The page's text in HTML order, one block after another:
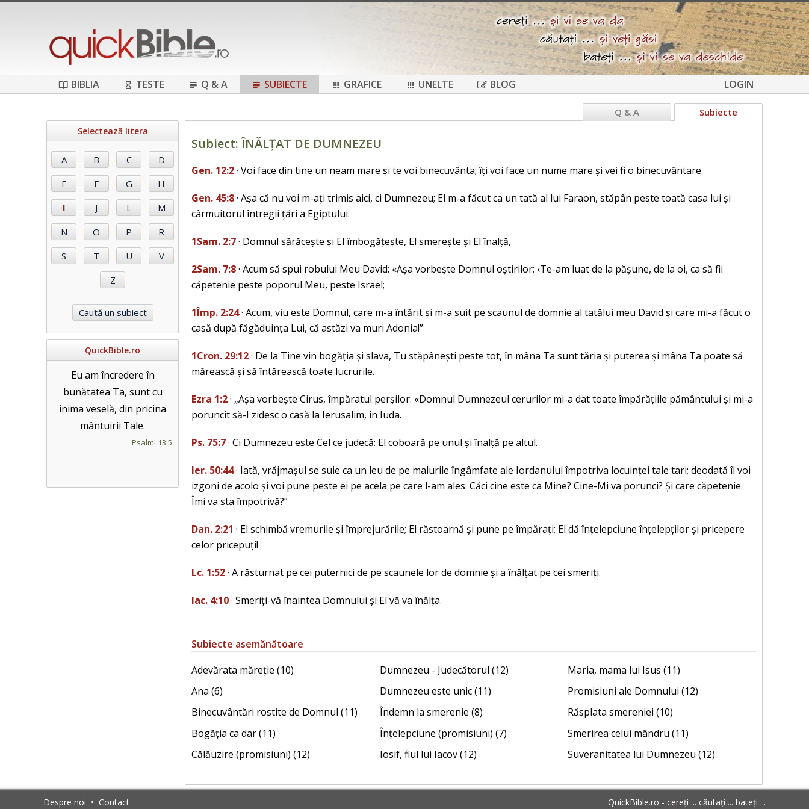
BIBLIA TESTE Q & A SUBIECTE GRAFICE UNELTE BLOG LOGIN
Selectează litera
QuickBible.ro
Eu am încredere în
bunătatea Ta, sunt cu
inima veselă, din pricina
mântuirii Tale.
Psalmi 13:5
Subiecte
Q & A
Subiect: ÎNĂLȚAT DE DUMNEZEU
Gen. 12:2· Voi face din tine un neam mare și te voi binecuvânta; îți voi face un nume mare și vei fi o binecuvântare.
Gen. 45:8· Așa că nu voi m-ați trimis aici, ci Dumnezeu; El m-a făcut ca un tată al lui Faraon, stăpân peste toată casa lui și
cârmuitorul întregii țări a Egiptului.
1Sam. 2:7· Domnul sărăcește și El îmbogățește, El smerește și El înalță,
2Sam. 7:8· Acum să spui robului Meu David: «Așa vorbește Domnul oștirilor: ‹Te-am luat de la pășune, de la oi, ca să fii
căpetenie peste poporul Meu, peste Israel;
1Împ. 2:24· Acum, viu este Domnul, care m-a întărit și m-a suit pe scaunul de domnie al tatălui meu David și care mi-a făcut o
casă după făgăduința Lui, că astăzi va muri Adonia!”
1Cron. 29:12· De la Tine vin bogăția și slava, Tu stăpânești peste tot, în mâna Ta sunt tăria și puterea și mâna Ta poate să
mărească și să întărească toate lucrurile.
Ezra 1:2· „Așa vorbește Cirus, împăratul perșilor: «Domnul Dumnezeul cerurilor mi-a dat toate împărățiile pământului și mi-a
poruncit să-I zidesc o casă la Ierusalim, în Iuda.
Ps. 75:7· Ci Dumnezeu este Cel ce judecă: El coboară pe unul și înalță pe altul.
Ier. 50:44· Iată, vrăjmașul se suie ca un leu de pe malurile îngâmfate ale Iordanului împotriva locuinței tale tari; deodată îi voi
izgoni de acolo și voi pune peste ei pe acela pe care l-am ales. Căci cine este ca Mine? Cine-Mi va porunci? Și care căpetenie
Îmi va sta împotrivă?”
Dan. 2:21 · El schimbă vremurile și împrejurările; El răstoarnă și pune pe împărați; El dă înțelepciune înțelepților și pricepere
celor pricepuți!
Lc. 1:52· A răsturnat pe cei puternici de pe scaunele lor de domnie și a înălțat pe cei smeriți.
Iac. 4:10· Smeriți-vă înaintea Domnului și El vă va înălța.
Subiecte asemănătoare
Adevărata măreție (10)
Ana (6)
Binecuvântări rostite de Domnul (11)
Bogăția ca dar (11)
Călăuzire (promisiuni) (12)
Dumnezeu - Judecătorul (12)
Dumnezeu este unic (11)
Îndemn la smerenie (8)
Înțelepciune (promisiuni) (7)
Iosif, fiul lui Iacov (12)
Maria, mama lui Isus (11)
Promisiuni ale Domnului (12)
Răsplata smereniei (10)
Smerirea celui mândru (11)
Suveranitatea lui Dumnezeu (12)
Despre noi • Contact QuickBible.ro - cereți ... căutați ... bateți ...